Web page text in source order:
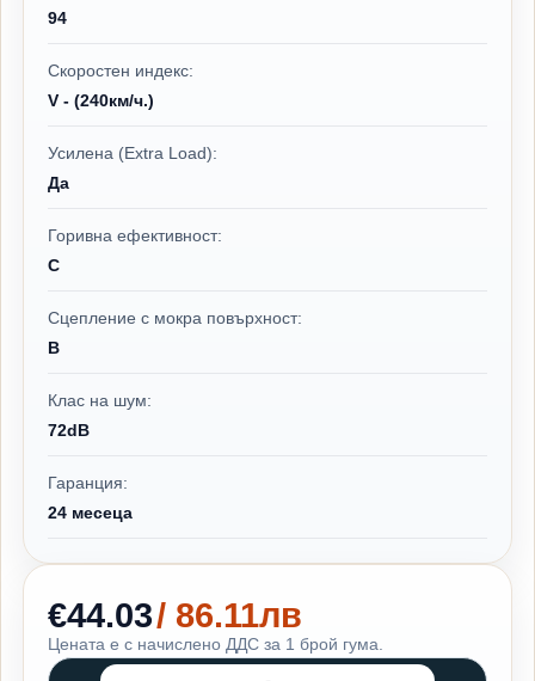
94
Скоростен индекс:
V - (240км/ч.)
Усилена (Extra Load):
Да
Горивна ефективност:
C
Сцепление с мокра повърхност:
B
Клас на шум:
72dB
Гаранция:
24 месеца
€44.03/ 86.11лв
Цената е с начислено ДДС за 1 брой гума.